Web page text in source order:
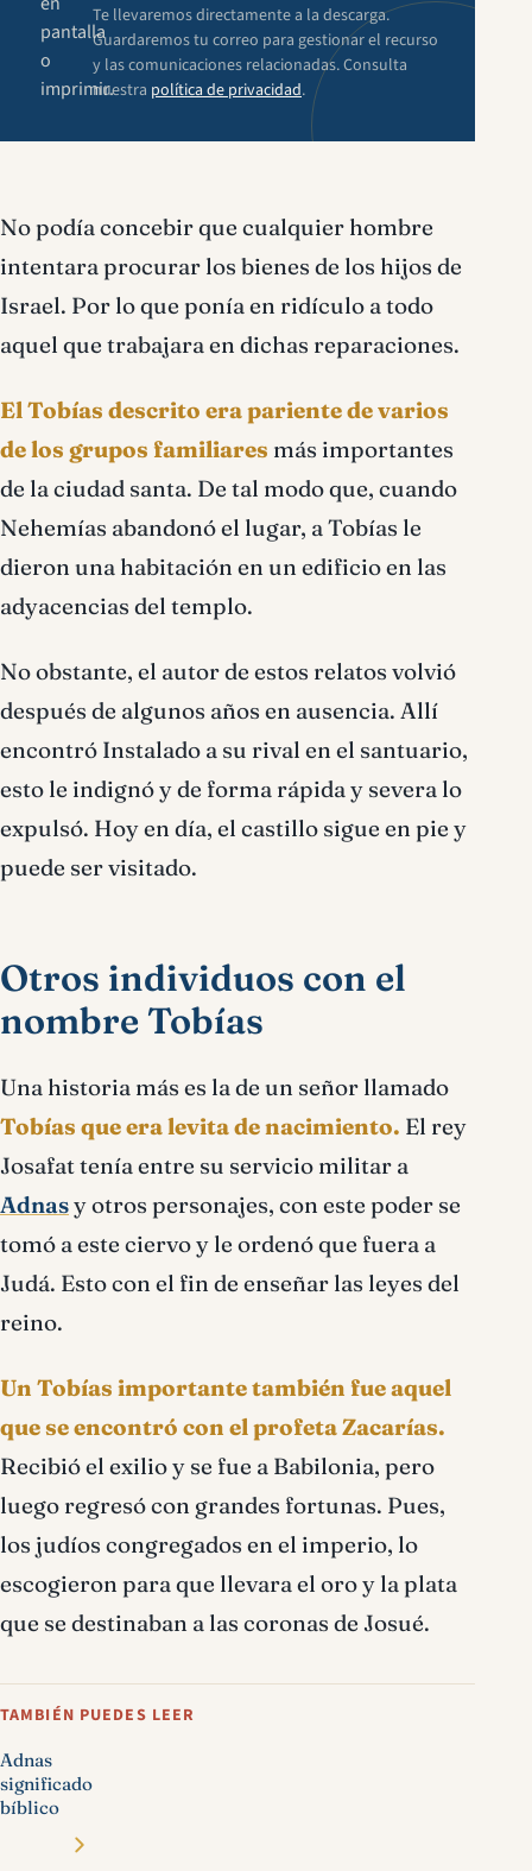
pantalla
o
imprimir.
Te llevaremos directamente a la descarga.
Guardaremos tu correo para gestionar el recurso
y las comunicaciones relacionadas. Consulta
nuestra política de privacidad.
No podía concebir que cualquier hombre
intentara procurar los bienes de los hijos de
Israel. Por lo que ponía en ridículo a todo
aquel que trabajara en dichas reparaciones.
El Tobías descrito era pariente de varios
de los grupos familiares más importantes
de la ciudad santa. De tal modo que, cuando
Nehemías abandonó el lugar, a Tobías le
dieron una habitación en un edificio en las
adyacencias del templo.
No obstante, el autor de estos relatos volvió
después de algunos años en ausencia. Allí
encontró Instalado a su rival en el santuario,
esto le indignó y de forma rápida y severa lo
expulsó. Hoy en día, el castillo sigue en pie y
puede ser visitado.
Otros individuos con el
nombre Tobías
Una historia más es la de un señor llamado
Tobías que era levita de nacimiento. El rey
Josafat tenía entre su servicio militar a
Adnasy otros personajes, con este poder se
tomó a este ciervo y le ordenó que fuera a
Judá. Esto con el fin de enseñar las leyes del
reino.
Un Tobías importante también fue aquel
que se encontró con el profeta Zacarías.
Recibió el exilio y se fue a Babilonia, pero
luego regresó con grandes fortunas. Pues,
los judíos congregados en el imperio, lo
escogieron para que llevara el oro y la plata
que se destinaban a las coronas de Josué.
TAMBIÉN PUEDES LEER
Adnas
significado
bíblico